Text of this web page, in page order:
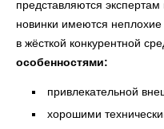
представляются
новинки имеются
в жёсткой конкурентной
особенностями:
привлекательной
хорошими